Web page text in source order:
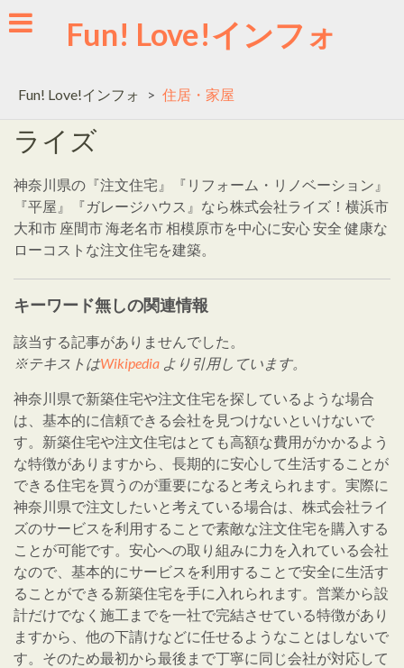
Skip
to
Fun! Love!インフォ
Fun! Love!インフォ > 住居・家屋
ライズ
神奈川県の『注文住宅』『リフォーム・リノベーション』
『平屋』『ガレージハウス』なら株式会社ライズ！横浜市
大和市 座間市 海老名市 相模原市を中心に安心 安全 健康な
ローコストな注文住宅を建築。
キーワード無しの関連情報
該当する記事がありませんでした。
※テキストはWikipedia より引用しています。
神奈川県で新築住宅や注文住宅を探しているような場合
は、基本的に信頼できる会社を見つけないといけないで
す。新築住宅や注文住宅はとても高額な費用がかかるよう
な特徴がありますから、長期的に安心して生活することが
できる住宅を買うのが重要になると考えられます。実際に
神奈川県で注文したいと考えている場合は、株式会社ライ
ズのサービスを利用することで素敵な注文住宅を購入する
ことが可能です。安心への取り組みに力を入れている会社
なので、基本的にサービスを利用することで安全に生活す
ることができる新築住宅を手に入れられます。営業から設
計だけでなく施工までを一社で完結させている特徴があり
ますから、他の下請けなどに任せるようなことはしないで
す。そのため最初から最後まで丁寧に同じ会社が対応して